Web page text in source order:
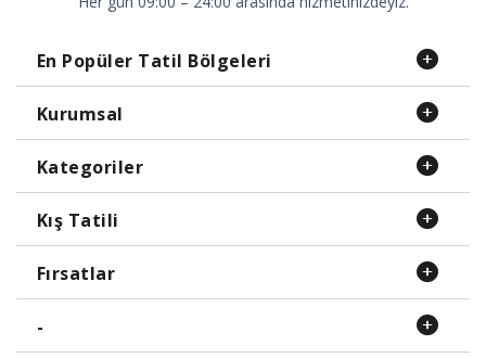
En Popüler Tatil Bölgeleri
Kurumsal
Kategoriler
Kış Tatili
Fırsatlar
-